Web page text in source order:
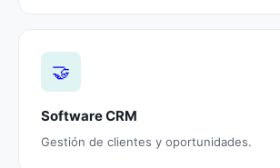
🤝
Software CRM
Gestión de clientes y oportunidades.